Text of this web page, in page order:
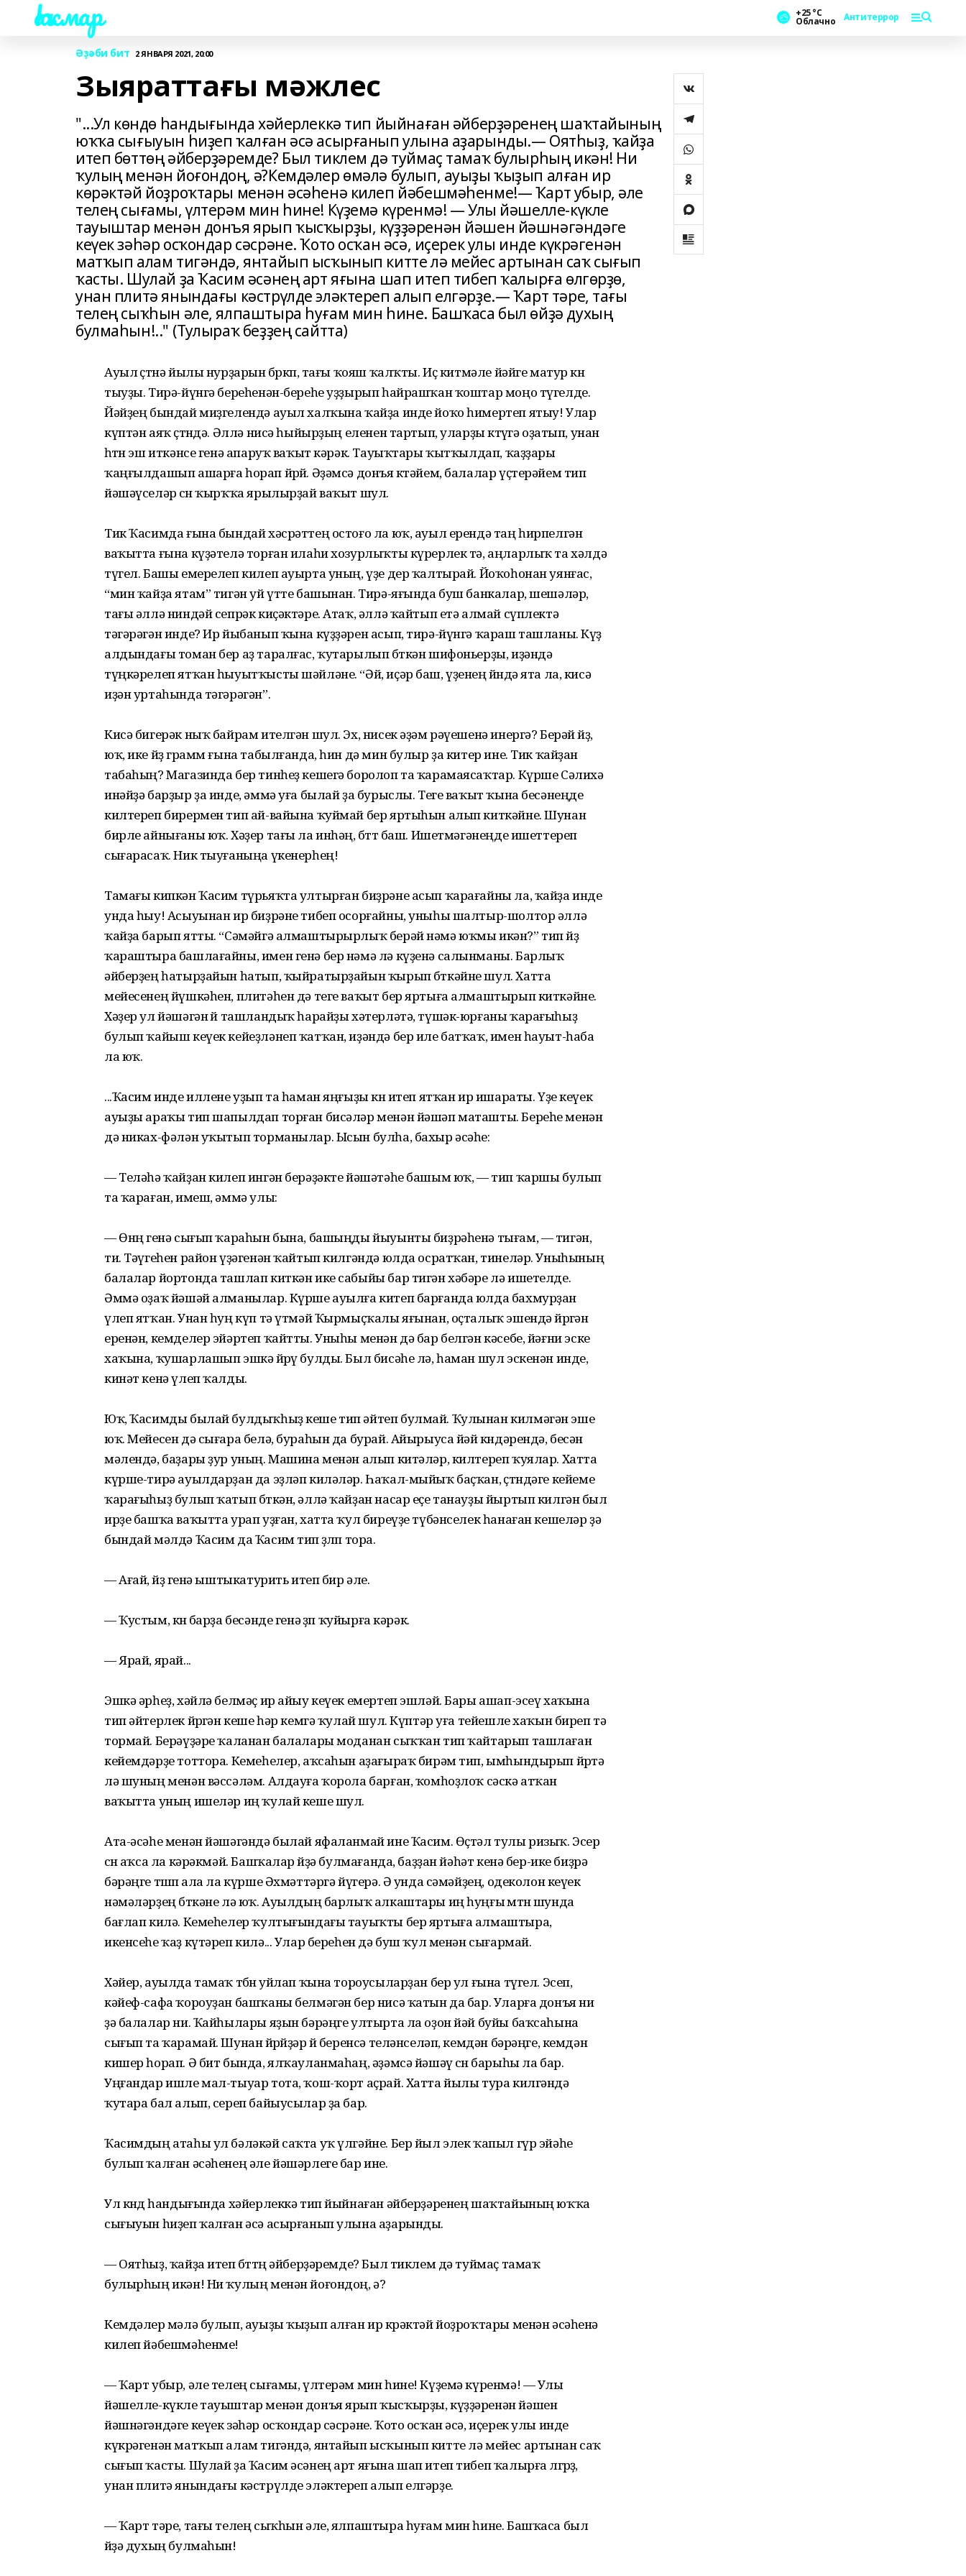
Һаҡмар +25 °С
Облачно Антитеррор
Әҙәби бит 2 ЯНВАРЯ 2021, 20:00
Зыяраттағы мәжлес
"...Ул көндө һандығында хәйерлеккә тип йыйнаған әйберҙәренең шаҡтайының
юҡҡа сығыуын һиҙеп ҡалған әсә асырғанып улына аҙарынды.— Оятһыҙ, ҡайҙа
итеп бөттөң әйберҙәремде? Был тиклем дә туймаҫ тамаҡ булырһың икән! Ни
ҡулың менән йоғондоң, ә?Кемдәлер өмәлә булып, ауыҙы ҡыҙып алған ир
көрәктәй йоҙроҡтары менән әсәһенә килеп йәбешмәһенме!— Ҡарт убыр, әле
телең сығамы, үлтерәм мин һине! Күҙемә күренмә! — Улы йәшелле-күкле
тауыштар менән донъя ярып ҡысҡырҙы, күҙҙәренән йәшен йәшнәгәндәге
кеүек зәһәр осҡондар сәсрәне. Ҡото осҡан әсә, иҫерек улы инде күкрәгенән
матҡып алам тигәндә, янтайып ысҡынып китте лә мейес артынан саҡ сығып
ҡасты. Шулай ҙа Ҡасим әсәнең арт яғына шап итеп тибеп ҡалырға өлгөрҙө,
унан плитә янындағы кәстрүлде эләктереп алып елгәрҙе.— Ҡарт тәре, тағы
телең сыҡһын әле, ялпаштыра һуғам мин һине. Башҡаса был өйҙә духың
булмаһын!.." (Тулыраҡ беҙҙең сайтта)
Ауыл өҫтөнә йылы нурҙарын бөркөп, тағы ҡояш ҡалҡты. Иҫ китмәле йәйге матур көн
тыуҙы. Тирә-йүнгә береһенән-береһе уҙҙырып һайрашҡан ҡоштар моңо түгелде.
Йәйҙең бындай миҙгелендә ауыл халҡына ҡайҙа инде йоҡо һимертеп ятыу! Улар
күптән аяҡ өҫтөндә. Әллә нисә һыйырҙың еленен тартып, уларҙы көтөүгә оҙатып, унан
һөтөн эш иткәнсе генә апаруҡ ваҡыт кәрәк. Тауыҡтары ҡытҡылдап, ҡаҙҙары
ҡаңғылдашып ашарға һорап йөрөй. Әҙәмсә донъя көтәйем, балалар үҫтерәйем тип
йәшәүселәр өсөн ҡырҡҡа ярылырҙай ваҡыт шул.
Тик Ҡасимда ғына бындай хәсрәттең остоғо ла юҡ, ауыл ерендә таң һирпелгән
ваҡытта ғына күҙәтелә торған илаһи хозурлыҡты күрерлек тә, аңларлыҡ та хәлдә
түгел. Башы емерелеп килеп ауырта уның, үҙе дер ҡалтырай. Йоҡоһонан уянғас,
“мин ҡайҙа ятам” тигән уй үтте башынан. Тирә-яғында буш банкалар, шешәләр,
тағы әллә ниндәй сепрәк киҫәктәре. Атаҡ, әллә ҡайтып етә алмай сүплектә
тәгәрәгән инде? Ир йыбанып ҡына күҙҙәрен асып, тирә-йүнгә ҡараш ташланы. Күҙ
алдындағы томан бер аҙ таралғас, ҡутарылып бөткән шифоньерҙы, иҙәндә
түңкәрелеп ятҡан һыуытҡысты шәйләне. “Әй, иҫәр баш, үҙенең өйөндә ята ла, кисә
иҙән уртаһында тәгәрәгән”.
Кисә бигерәк ныҡ байрам ителгән шул. Эх, нисек әҙәм рәүешенә инергә? Берәй йөҙ,
юҡ, ике йөҙ грамм ғына табылғанда, һин дә мин булыр ҙа китер ине. Тик ҡайҙан
табаһың? Магазинда бер тинһеҙ кешегә боролоп та ҡарамаясаҡтар. Күрше Сәлихә
инәйҙә барҙыр ҙа инде, әммә уға былай ҙа бурыслы. Теге ваҡыт ҡына бесәнеңде
килтереп бирермен тип ай-вайына ҡуймай бер яртыһын алып киткәйне. Шунан
бирле айнығаны юҡ. Хәҙер тағы ла инһәң, бөттө баш. Ишетмәгәнеңде ишеттереп
сығарасаҡ. Ник тыуғаныңа үкенерһең!
Тамағы кипкән Ҡасим түрьяҡта ултырған биҙрәне асып ҡарағайны ла, ҡайҙа инде
унда һыу! Асыуынан ир биҙрәне тибеп осорғайны, уныһы шалтыр-шолтор әллә
ҡайҙа барып ятты. “Сәмәйгә алмаштырырлыҡ берәй нәмә юҡмы икән?” тип өйҙө
ҡараштыра башлағайны, имен генә бер нәмә лә күҙенә салынманы. Барлыҡ
әйберҙең һатырҙайын һатып, ҡыйратырҙайын ҡырып бөткәйне шул. Хатта
мейесенең йүшкәһен, плитәһен дә теге ваҡыт бер яртыға алмаштырып киткәйне.
Хәҙер ул йәшәгән өй ташландыҡ һарайҙы хәтерләтә, түшәк-юрғаны ҡарағыһыҙ
булып ҡайыш кеүек кейеҙләнеп ҡатҡан, иҙәндә бер иле батҡаҡ, имен һауыт-һаба
ла юҡ.
...Ҡасим инде иллене уҙып та һаман яңғыҙы көн итеп ятҡан ир ишараты. Үҙе кеүек
ауыҙы араҡы тип шапылдап торған бисәләр менән йәшәп маташты. Береһе менән
дә никах-фәлән уҡытып торманылар. Ысын булһа, бахыр әсәһе:
— Теләһә ҡайҙан килеп ингән берәҙәкте йәшәтәһе башым юҡ, — тип ҡаршы булып
та ҡараған, имеш, әммә улы:
— Өнөң генә сығып ҡараһын бына, башыңды йыуынты биҙрәһенә тығам, — тигән,
ти. Тәүгеһен район үҙәгенән ҡайтып килгәндә юлда осратҡан, тинеләр. Уныһының
балалар йортонда ташлап киткән ике сабыйы бар тигән хәбәре лә ишетелде.
Әммә оҙаҡ йәшәй алманылар. Күрше ауылға китеп барғанда юлда бахмурҙан
үлеп ятҡан. Унан һуң күп тә үтмәй Ҡырмыҫҡалы яғынан, оҫталыҡ эшендә йөрөгән
еренән, кемделер эйәртеп ҡайтты. Уныһы менән дә бар белгән кәсебе, йәғни эске
хаҡына, ҡушарлашып эшкә йөрөү булды. Был бисәһе лә, һаман шул эскенән инде,
кинәт кенә үлеп ҡалды.
Юҡ, Ҡасимды былай булдыҡһыҙ кеше тип әйтеп булмай. Ҡулынан килмәгән эше
юҡ. Мейесен дә сығара белә, бураһын да бурай. Айырыуса йәй көндәрендә, бесән
мәлендә, баҙары ҙур уның. Машина менән алып китәләр, килтереп ҡуялар. Хатта
күрше-тирә ауылдарҙан да эҙләп киләләр. Һаҡал-мыйыҡ баҫҡан, өҫтөндәге кейеме
ҡарағыһыҙ булып ҡатып бөткән, әллә ҡайҙан насар еҫе танауҙы йыртып килгән был
ирҙе башҡа ваҡытта урап уҙған, хатта ҡул биреүҙе түбәнселек һанаған кешеләр ҙә
бындай мәлдә Ҡасим да Ҡасим тип өҙөлөп тора.
— Ағай, өйҙө генә ыштыкатурить итеп бир әле.
— Ҡустым, көнө барҙа бесәнде генә өҙөп ҡуйырға кәрәк.
— Ярай, ярай...
Эшкә әрһеҙ, хәйлә белмәҫ ир айыу кеүек емертеп эшләй. Бары ашап-эсеү хаҡына
тип әйтерлек йөрөгән кеше һәр кемгә ҡулай шул. Күптәр уға тейешле хаҡын биреп тә
тормай. Берәүҙәре ҡаланан балалары моданан сыҡҡан тип ҡайтарып ташлаған
кейемдәрҙе тоттора. Кемеһелер, аҡсаһын аҙағыраҡ бирәм тип, ымһындырып йөрөтә
лә шуның менән вәссәләм. Алдауға ҡорола барған, ҡомһоҙлоҡ сәскә атҡан
ваҡытта уның ишеләр иң ҡулай кеше шул.
Ата-әсәһе менән йәшәгәндә былай яфаланмай ине Ҡасим. Өҫтәл тулы ризыҡ. Эсер
өсөн аҡса ла кәрәкмәй. Башҡалар өйҙә булмағанда, баҙҙан йәһәт кенә бер-ике биҙрә
бәрәңге төшөп ала ла күрше Әхмәттәргә йүгерә. Ә унда сәмәйҙең, одеколон кеүек
нәмәләрҙең бөткәне лә юҡ. Ауылдың барлыҡ алкаштары иң һуңғы өмөтөн шунда
бағлап килә. Кемеһелер ҡултығындағы тауыҡты бер яртыға алмаштыра,
икенсеһе ҡаҙ күтәреп килә... Улар береһен дә буш ҡул менән сығармай.
Хәйер, ауылда тамаҡ төбөн уйлап ҡына тороусыларҙан бер ул ғына түгел. Эсеп,
кәйеф-сафа ҡороуҙан башҡаны белмәгән бер нисә ҡатын да бар. Уларға донъя ни
ҙә балалар ни. Ҡайһылары яҙын бәрәңге ултырта ла оҙон йәй буйы баҡсаһына
сығып та ҡарамай. Шунан йөрөйҙәр өй беренсә теләнселәп, кемдән бәрәңге, кемдән
кишер һорап. Ә бит бында, ялҡауланмаһаң, әҙәмсә йәшәү өсөн барыһы ла бар.
Уңғандар ишле мал-тыуар тота, ҡош-ҡорт аҫрай. Хатта йылы тура килгәндә
ҡутара бал алып, сереп байыусылар ҙа бар.
Ҡасимдың атаһы ул бәләкәй саҡта уҡ үлгәйне. Бер йыл элек ҡапыл гүр эйәһе
булып ҡалған әсәһенең әле йәшәрлеге бар ине.
Ул көндө һандығында хәйерлеккә тип йыйнаған әйберҙәренең шаҡтайының юҡҡа
сығыуын һиҙеп ҡалған әсә асырғанып улына аҙарынды.
— Оятһыҙ, ҡайҙа итеп бөттөң әйберҙәремде? Был тиклем дә туймаҫ тамаҡ
булырһың икән! Ни ҡулың менән йоғондоң, ә?
Кемдәлер өмәлә булып, ауыҙы ҡыҙып алған ир көрәктәй йоҙроҡтары менән әсәһенә
килеп йәбешмәһенме!
— Ҡарт убыр, әле телең сығамы, үлтерәм мин һине! Күҙемә күренмә! — Улы
йәшелле-күкле тауыштар менән донъя ярып ҡысҡырҙы, күҙҙәренән йәшен
йәшнәгәндәге кеүек зәһәр осҡондар сәсрәне. Ҡото осҡан әсә, иҫерек улы инде
күкрәгенән матҡып алам тигәндә, янтайып ысҡынып китте лә мейес артынан саҡ
сығып ҡасты. Шулай ҙа Ҡасим әсәнең арт яғына шап итеп тибеп ҡалырға өлгөрҙө,
унан плитә янындағы кәстрүлде эләктереп алып елгәрҙе.
— Ҡарт тәре, тағы телең сыҡһын әле, ялпаштыра һуғам мин һине. Башҡаса был
өйҙә духың булмаһын!